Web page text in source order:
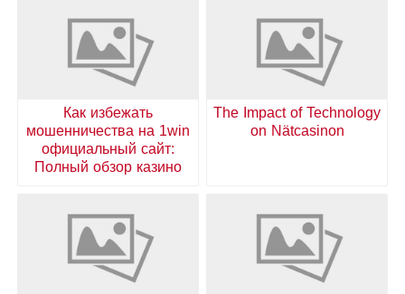
The Impact of Technology
on Nätcasinon
Как избежать
мошенничества на 1win
официальный сайт:
Полный обзор казино